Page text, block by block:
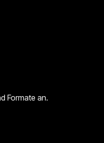
Formate an.